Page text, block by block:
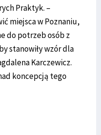
Praktyk. –
miejsca w Poznaniu,
do potrzeb osób z
stanowiły wzór dla
Karczewicz.
koncepcją tego